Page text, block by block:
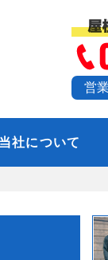
営
社について